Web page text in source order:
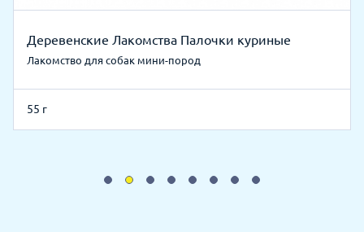
Деревенские Лакомства Палочки куриные
Лакомство для собак мини-пород
55 г